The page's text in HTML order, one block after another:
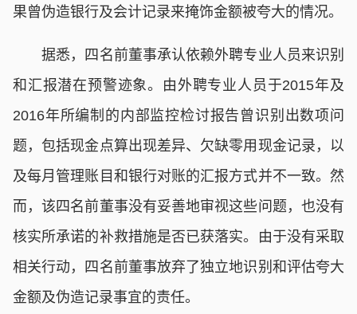
果曾伪造银行及会计记录来掩饰金额被夸大的情况。
据悉，四名前董事承认依赖外聘专业人员来识别
和汇报潜在预警迹象。由外聘专业人员于2015年及
2016年所编制的内部监控检讨报告曾识别出数项问
题，包括现金点算出现差异、欠缺零用现金记录，以
及每月管理账目和银行对账的汇报方式并不一致。然
而，该四名前董事没有妥善地审视这些问题，也没有
核实所承诺的补救措施是否已获落实。由于没有采取
相关行动，四名前董事放弃了独立地识别和评估夸大
金额及伪造记录事宜的责任。